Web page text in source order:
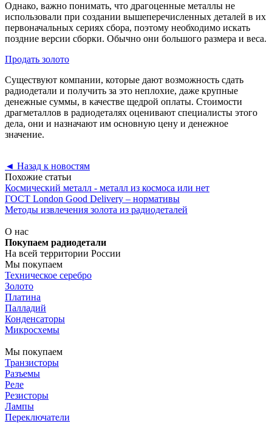
Однако, важно понимать, что драгоценные металлы не
использовали при создании вышеперечисленных деталей в их
первоначальных сериях сбора, поэтому необходимо искать
поздние версии сборки. Обычно они большого размера и веса.
Продать золото
Существуют компании, которые дают возможность сдать
радиодетали и получить за это неплохие, даже крупные
денежные суммы, в качестве щедрой оплаты. Стоимости
драгметаллов в радиодеталях оценивают специалисты этого
дела, они и назначают им основную цену и денежное
значение.
◄ Назад к новостям
Похожие статьи
Космический металл - металл из космоса или нет
ГОСТ London Good Delivery – нормативы
Методы извлечения золота из радиодеталей
О нас
Покупаем радиодетали
На всей территории России
Мы покупаем
Техническое серебро
Золото
Платина
Палладий
Конденсаторы
Микросхемы
Мы покупаем
Транзисторы
Разъемы
Реле
Резисторы
Лампы
Переключатели